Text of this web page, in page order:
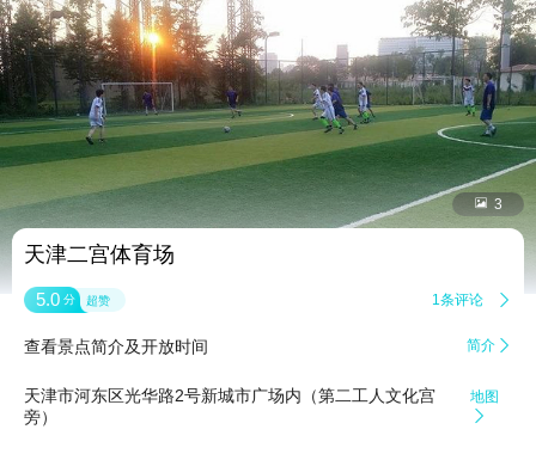
 3
天津二宫体育场
5.0 分 超赞 1条评论 
查看景点简介及开放时间 简介 
天津市河东区光华路2号新城市广场内（第二工人文化宫
旁）
地图

